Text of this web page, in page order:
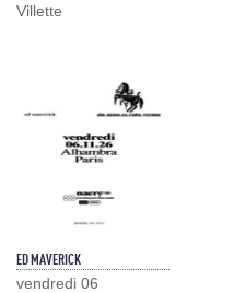
Villette
ED MAVERICK
vendredi 06